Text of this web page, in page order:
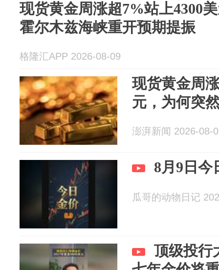
现货黄金周涨超7%站上4300
霍尔木兹海峡重开预期提振
格隆汇APP 2026-08-09
现货黄金周
元，为何突
澎湃新闻 2026-08-
8月9日今
瓜哥的动物日记
顶级投行